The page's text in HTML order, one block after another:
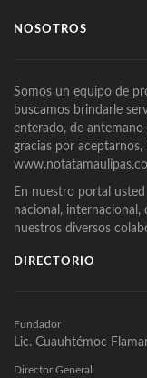
NOSOTROS
Somos un equipo de
buscamos brindarle
enterado, de antemano
gracias por aceptarnos,
En nuestro portal
nacional, internacional,
nuestros diversos
DIRECTORIO
Fundador
Lic. Cuauhtémoc
Director General